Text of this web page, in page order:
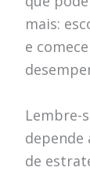
mais:
e
Lembre-
depende
de